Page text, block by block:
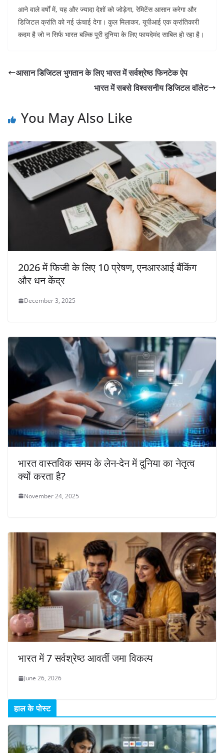
आने वाले वर्षों में, यह और ज्यादा देशों को जोड़ेगा, रेमिटेंस आसान करेगा और
डिजिटल क्रांति को नई ऊंचाई देगा। कुल मिलाकर, यूपीआई एक क्रांतिकारी
कदम है जो न सिर्फ भारत बल्कि पूरी दुनिया के लिए फायदेमंद साबित हो रहा है।
आसान डिजिटल भुगतान के लिए भारत में सर्वश्रेष्ठ फिनटेक ऐप
भारत में सबसे विश्वसनीय डिजिटल वॉलेट
You May Also Like
2026 में फिजी के लिए 10 प्रेषण, एनआरआई बैंकिंग
और धन केंद्र
December 3, 2025
भारत वास्तविक समय के लेन-देन में दुनिया का नेतृत्व
क्यों करता है?
November 24, 2025
भारत में 7 सर्वश्रेष्ठ आवर्ती जमा विकल्प
June 26, 2026
हाल के पोस्ट